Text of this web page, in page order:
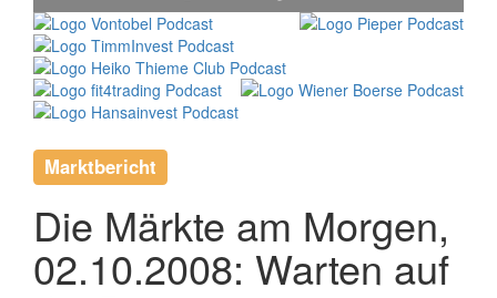
Marktbericht
Die Märkte am Morgen,
02.10.2008: Warten auf